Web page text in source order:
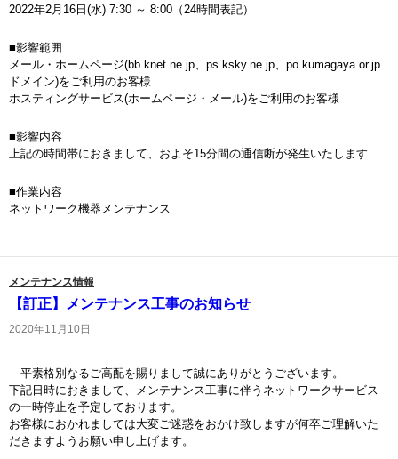
2022年2月16日(水) 7:30 ～ 8:00（24時間表記）
■影響範囲
メール・ホームページ(bb.knet.ne.jp、ps.ksky.ne.jp、po.kumagaya.or.jp
ドメイン)をご利用のお客様
ホスティングサービス(ホームページ・メール)をご利用のお客様
■影響内容
上記の時間帯におきまして、およそ15分間の通信断が発生いたします
■作業内容
ネットワーク機器メンテナンス
メンテナンス情報
【訂正】メンテナンス工事のお知らせ
2020年11月10日
平素格別なるご高配を賜りまして誠にありがとうございます。
下記日時におきまして、メンテナンス工事に伴うネットワークサービス
の一時停止を予定しております。
お客様におかれましては大変ご迷惑をおかけ致しますが何卒ご理解いた
だきますようお願い申し上げます。